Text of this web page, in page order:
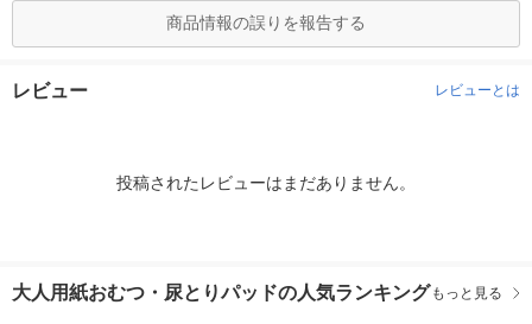
商品情報の誤りを報告する
レビュー レビューとは
投稿されたレビューはまだありません。
大人用紙おむつ・尿とりパッドの人気ランキング もっと見る